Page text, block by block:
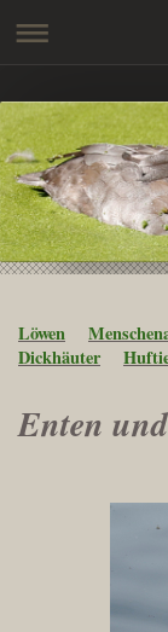
Löwen
Dickhäuter
Enten